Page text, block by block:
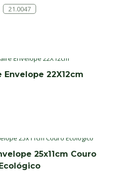
21.0047
Envelope 22X12cm
25x11cm Couro